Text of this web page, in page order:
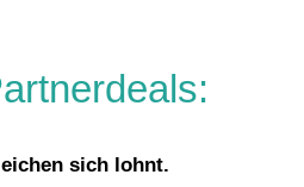
sich lohnt.